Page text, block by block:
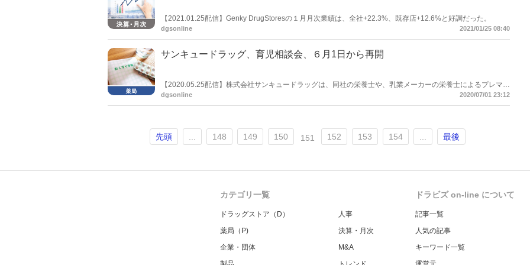
【2021.01.25配信】Genky DrugStoresの１月月次業績は、全社+22.3%、既存店+12.6%と好調だった。
dgsonline 2021/01/25 08:40
サンキュードラッグ、育児相談会、６月1日から再開
【2020.05.25配信】株式会社サンキュードラッグは、同社の栄養士や、乳業メーカーの栄養士によるプレマ
マ・育児相談会を６月1日から再開する。妊婦の食事や体重管理のサポート、出産準備品の相談など、子供の
dgsonline 2020/07/01 23:12
先頭 148 149 150 151 152 153 154 最後
カテゴリ一覧
ドラッグストア（D）
薬局（P)
企業・団体
人事
決算・月次
M&A
ドラビズ on-line について
記事一覧
人気の記事
キーワード一覧